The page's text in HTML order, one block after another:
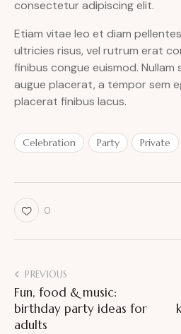
consectetur adipiscing elit.
Etiam vitae leo et diam
ultricies risus, vel rutrum erat
finibus congue euismod. Nullam
augue placerat, a tempor sem
placerat finibus lacus.
Celebration Party Private
0
Post
navigation
PREVIOUS
Fun, food & music:
birthday party ideas for
adults